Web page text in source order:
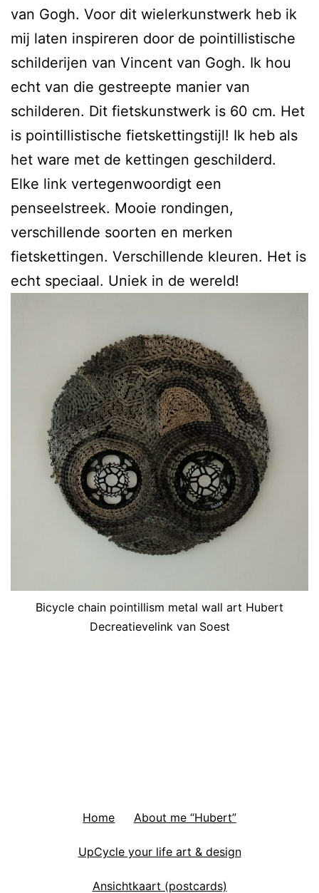
van Gogh. Voor dit wielerkunstwerk heb ik
mij laten inspireren door de pointillistische
schilderijen van Vincent van Gogh. Ik hou
echt van die gestreepte manier van
schilderen. Dit fietskunstwerk is 60 cm. Het
is pointillistische fietskettingstijl! Ik heb als
het ware met de kettingen geschilderd.
Elke link vertegenwoordigt een
penseelstreek. Mooie rondingen,
verschillende soorten en merken
fietskettingen. Verschillende kleuren. Het is
echt speciaal. Uniek in de wereld!
Bicycle chain pointillism metal wall art Hubert
Decreatievelink van Soest
Home About me “Hubert”
UpCycle your life art & design
Ansichtkaart (postcards)